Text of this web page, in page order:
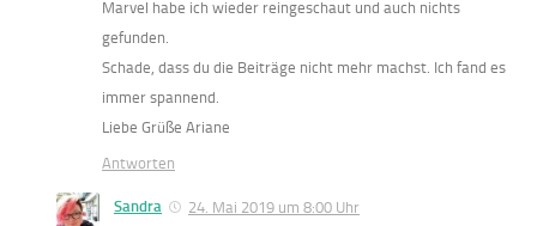
Marvel habe ich wieder reingeschaut und auch nichts
gefunden.
Schade, dass du die Beiträge nicht mehr machst. Ich fand es
immer spannend.
Liebe Grüße Ariane
Antworten
Sandra
24. Mai 2019 um 8:00 Uhr